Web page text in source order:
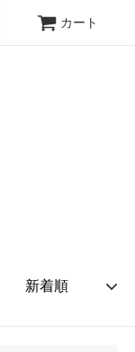
カート